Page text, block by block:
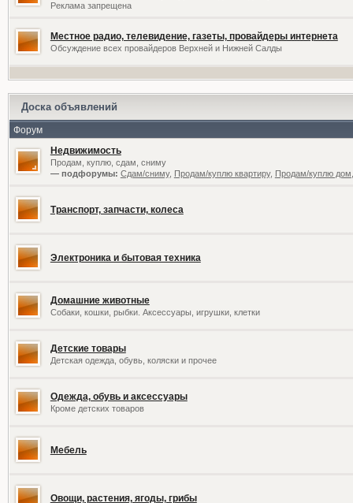
Реклама запрещена
Местное радио, телевидение, газеты, провайдеры интернета
Обсуждение всех провайдеров Верхней и Нижней Салды
Доска объявлений
Форум
Недвижимость
Продам, куплю, сдам, сниму
— подфорумы: Сдам/сниму, Продам/куплю квартиру, Продам/куплю
Транспорт, запчасти, колеса
Электроника и бытовая техника
Домашние животные
Собаки, кошки, рыбки. Аксессуары, игрушки, клетки
Детские товары
Детская одежда, обувь, коляски и прочее
Одежда, обувь и аксессуары
Кроме детских товаров
Мебель
Овощи, растения, ягоды, грибы